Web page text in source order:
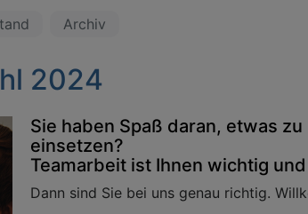
Archiv
2024
Sie haben Spaß daran, etwas
einsetzen?
Teamarbeit ist Ihnen wichtig
Dann sind Sie bei uns genau richtig.